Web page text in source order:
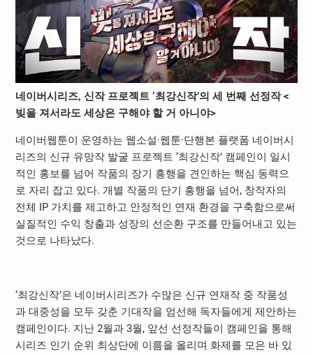
네이버시리즈, 신작 프로젝트 ‘최강신작’의 세 번째 선정작 <
빚을 져서라도 세상은 구해야 할 거 아니야>
네이버웹툰이 운영하는 웹소설·웹툰·단행본 플랫폼 네이버시
리즈의 신규 유망작 발굴 프로젝트 ‘최강신작’ 캠페인이 일시
적인 홍보를 넘어 작품의 장기 흥행을 견인하는 핵심 동력으
로 자리 잡고 있다. 개별 작품의 단기 흥행을 넘어, 창작자의
전체 IP 가치를 제고하고 안정적인 연재 환경을 구축함으로써
실질적인 수익 창출과 성장의 선순환 구조를 만들어내고 있는
것으로 나타났다.
‘최강신작’은 네이버시리즈가 수많은 신규 연재작 중 작품성
과 대중성을 모두 갖춘 기대작을 엄선해 독자들에게 제안하는
캠페인이다. 지난 2월과 3월, 앞선 선정작들이 캠페인을 통해
시리즈 인기 순위 최상단에 이름을 올리며 화제를 모은 바 있